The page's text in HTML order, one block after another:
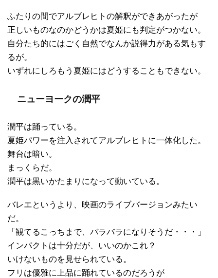
ふたりの間でアルブレヒトの解釈ができあがったが
正しいものなのかどうかは夏姫にも判定がつかない。
自分たち的にはごく自然でなんか説得力がある気もす
るが。
いずれにしろもう夏姫にはどうすることもできない。
ニューヨークの潤平
潤平は踊っている。
夏姫パワーを注入されてアルブレヒトに一体化した。
舞台は暗い。
まっくらだ。
潤平は黒いかたまりになって動いている。
バレエというより、映画のライブバージョンみたい
だ。
「観てるこっちまで、バラバラになりそうだ・・・」
インパクトは十分だが、いいのかこれ？
いけないものを見せられている。
フリは優雅に上品に踊れているのだろうが